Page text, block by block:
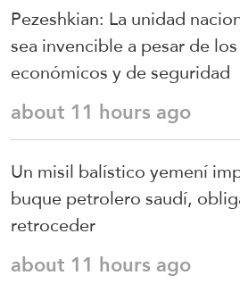
Pezeshkian: La unidad
sea invencible a pesar de
económicos y de seguridad
about 11 hours ago
Un misil balístico yemení
buque petrolero saudí,
retroceder
about 11 hours ago